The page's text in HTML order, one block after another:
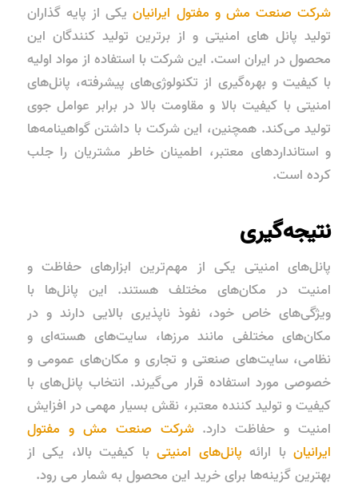
شرکت صنعت مش و مفتول ایرانیانیکی از پایه گذاران
تولید پانل های امنیتی و از برترین تولید کنندگان این
محصول در ایران است. این شرکت با استفاده از مواد اولیه
با کیفیت و بهره‌گیری از تکنولوژی‌های پیشرفته، پانل‌های
امنیتی با کیفیت بالا و مقاومت بالا در برابر عوامل جوی
تولید می‌کند. همچنین، این شرکت با داشتن گواهینامه‌ها
و استانداردهای معتبر، اطمینان خاطر مشتریان را جلب
کرده است.
نتیجه‌گیری
پانل‌های امنیتی یکی از مهم‌ترین ابزارهای حفاظت و
امنیت در مکان‌های مختلف هستند. این پانل‌ها با
ویژگی‌های خاص خود، نفوذ ناپذیری بالایی دارند و در
مکان‌های مختلفی مانند مرزها، سایت‌های هسته‌ای و
نظامی، سایت‌های صنعتی و تجاری و مکان‌های عمومی و
خصوصی مورد استفاده قرار می‌گیرند. انتخاب پانل‌های با
کیفیت و تولید کننده معتبر، نقش بسیار مهمی در افزایش
امنیت و حفاظت دارد.شرکت صنعت مش و مفتول
ایرانیانبا ارائه پانل‌های امنیتیبا کیفیت بالا، یکی از
بهترین گزینه‌ها برای خرید این محصول به شمار می رود.